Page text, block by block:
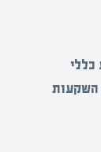
כללי
השקעות